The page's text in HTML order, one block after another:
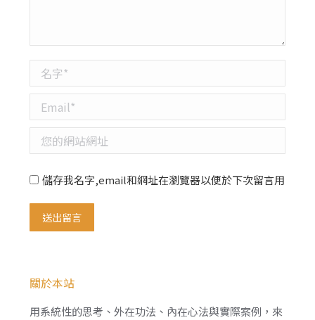
名字 *
Email *
您的網站網址
儲存我名字,email和網址在瀏覽器以便於下次留言用
送出留言
關於本站
用系統性的思考、外在功法、內在心法與實際案例，來